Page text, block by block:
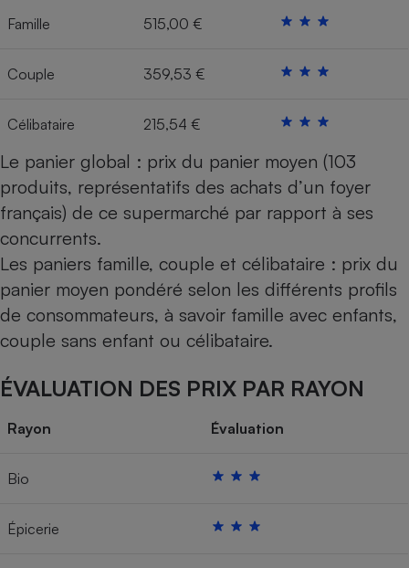
Famille 515,00 €
Couple 359,53 €
Célibataire 215,54 €
Le panier global : prix du panier moyen (103
produits, représentatifs des achats d’un foyer
français) de ce supermarché par rapport à ses
concurrents.
Les paniers famille, couple et célibataire : prix du
panier moyen pondéré selon les différents profils
de consommateurs, à savoir famille avec enfants,
couple sans enfant ou célibataire.
ÉVALUATION DES PRIX PAR RAYON
Rayon Évaluation
Bio
Épicerie